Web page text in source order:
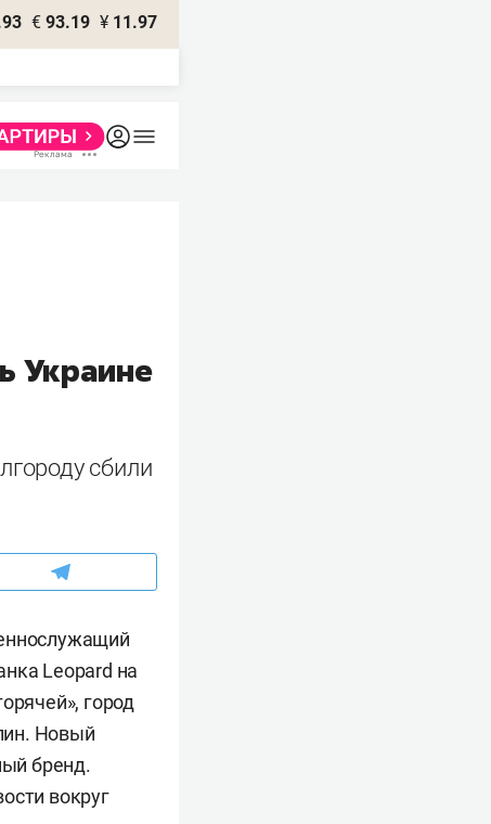
€ 93.19 ¥ 11.97
Украине
сбили
Leopard на
город
Новый
бренд.
вокруг